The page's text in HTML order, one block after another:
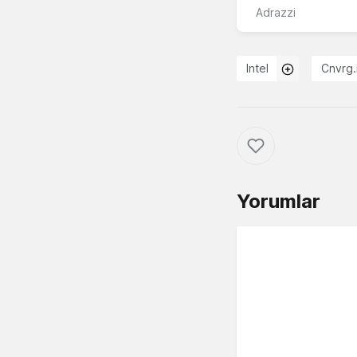
Adrazzi
Intel
Yorumlar